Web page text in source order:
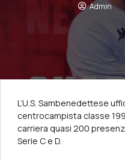
Admin
L’U.S. Sambenedettese
centrocampista classe
carriera quasi 200
Serie C e D.